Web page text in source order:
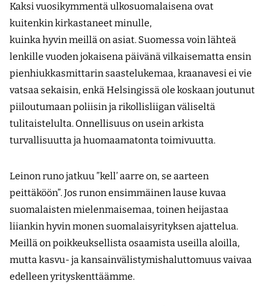
Kaksi vuosikymmentä ulkosuomalaisena ovat
kuitenkin kirkastaneet minulle,
kuinka hyvin meillä on asiat. Suomessa voin lähteä
lenkille vuoden jokaisena päivänä vilkaisematta ensin
pienhiukkasmittarin saastelukemaa, kraanavesi ei vie
vatsaa sekaisin, enkä Helsingissä ole koskaan joutunut
piiloutumaan poliisin ja rikollisliigan väliseltä
tulitaistelulta. Onnellisuus on usein arkista
turvallisuutta ja huomaamatonta toimivuutta.
Leinon runo jatkuu ”kell’ aarre on, se aarteen
peittäköön”. Jos runon ensimmäinen lause kuvaa
suomalaisten mielenmaisemaa, toinen heijastaa
liiankin hyvin monen suomalaisyrityksen ajattelua.
Meillä on poikkeuksellista osaamista useilla aloilla,
mutta kasvu- ja kansainvälistymishaluttomuus vaivaa
edelleen yrityskenttäämme.